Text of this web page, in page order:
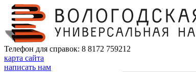
Телефон для справок: 8 8172 759212
карта сайта
написать нам